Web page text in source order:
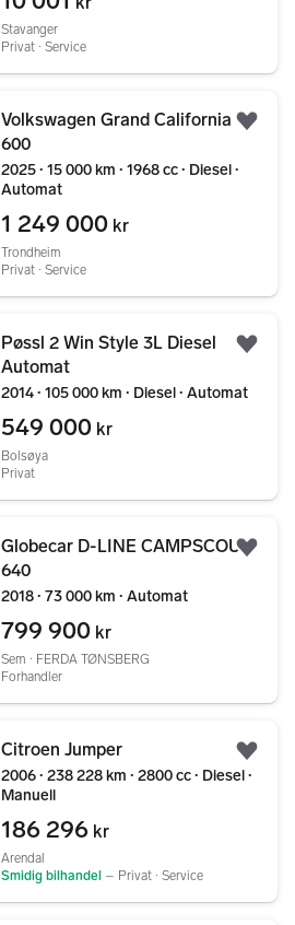
Stavanger
Privat ∙ Service
Volkswagen Grand California
600
2025 ∙ 15 000 km ∙ 1968 cc ∙ Diesel ∙
Automat
1 249 000 kr
Trondheim
Privat ∙ Service
Pøssl 2 Win Style 3L Diesel
Automat
2014 ∙ 105 000 km ∙ Diesel ∙ Automat
549 000 kr
Bolsøya
Privat
Globecar D-LINE CAMPSCOUT
640
2018 ∙ 73 000 km ∙ Automat
799 900 kr
Sem ∙ FERDA TØNSBERG
Forhandler
Citroen Jumper
2006 ∙ 238 228 km ∙ 2800 cc ∙ Diesel ∙
Manuell
186 296 kr
Arendal
Smidig bilhandel – Privat ∙ Service